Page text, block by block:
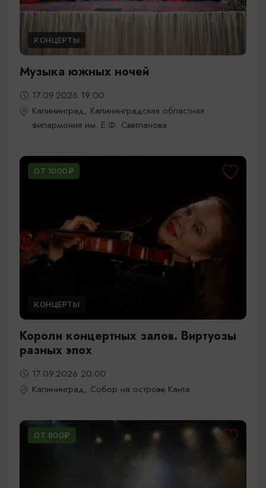
КОНЦЕРТЫ
Музыка южных ночей
17.09.2026 19:00
Калининград, Калининградская областная
филармония им. Е.Ф. Светланова
ОТ 1000₽
КОНЦЕРТЫ
Короли концертных залов. Виртуозы
разных эпох
17.09.2026 20:00
Калининград, Собор на острове Канта
ОТ 800₽